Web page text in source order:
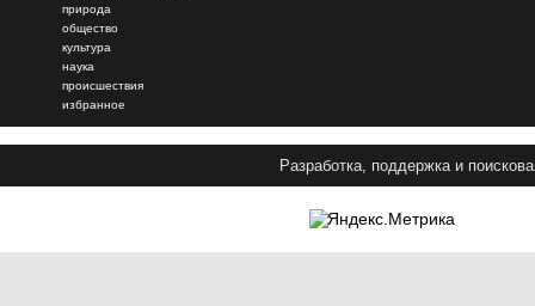
природа
общество
культура
наука
происшествия
избранное
Разработка, поддержка и